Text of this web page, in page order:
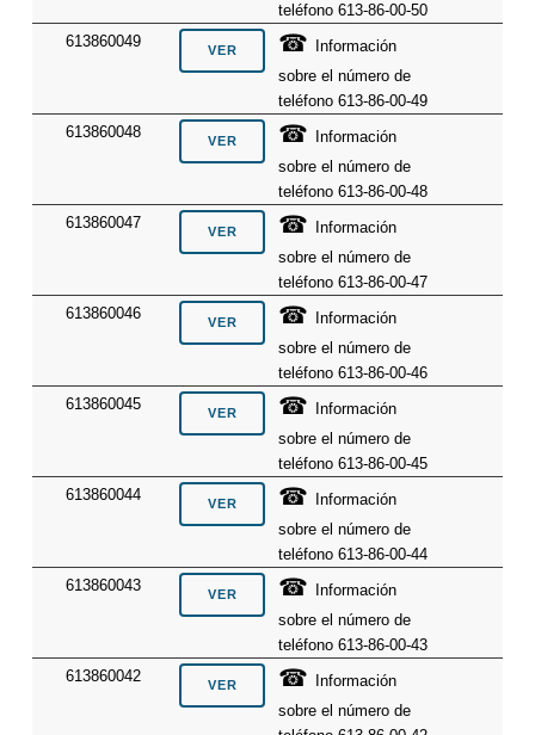
teléfono 613-86-00-50
613860049
☎
Información
sobre el número de
teléfono 613-86-00-49
613860048
☎
Información
sobre el número de
teléfono 613-86-00-48
613860047
☎
Información
sobre el número de
teléfono 613-86-00-47
613860046
☎
Información
sobre el número de
teléfono 613-86-00-46
613860045
☎
Información
sobre el número de
teléfono 613-86-00-45
613860044
☎
Información
sobre el número de
teléfono 613-86-00-44
613860043
☎
Información
sobre el número de
teléfono 613-86-00-43
613860042
☎
Información
sobre el número de